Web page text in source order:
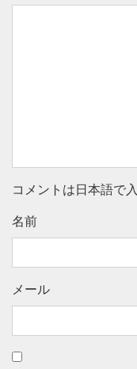
コメントは日本語で
名前
メール